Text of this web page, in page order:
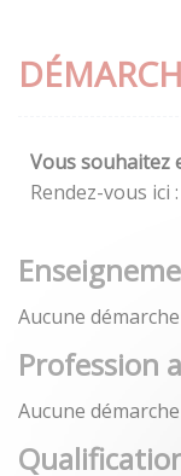
Vous souhaitez
Rendez-vous ici :
Aucune
Profession
Aucune